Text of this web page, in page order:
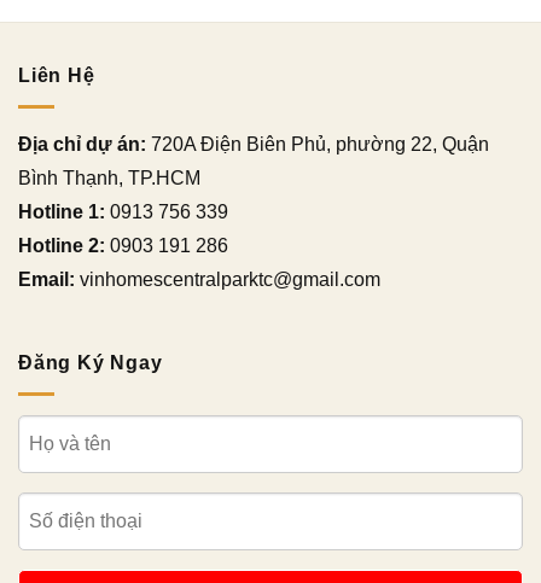
Liên Hệ
Địa chỉ dự án: 720A Điện Biên Phủ, phường 22, Quận
Bình Thạnh, TP.HCM
Hotline 1: 0913 756 339
Hotline 2: 0903 191 286
Email: vinhomescentralparktc@gmail.com
Đăng Ký Ngay